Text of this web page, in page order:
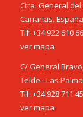
Ctra. General del
Canarias. España
Tlf: +34 922 610
ver mapa
C/ General
Telde - Las
Tlf: +34 928 711
ver mapa